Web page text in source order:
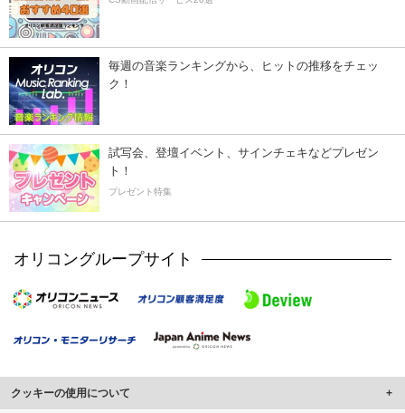
毎週の音楽ランキングから、ヒットの推移をチェッ
ク！
試写会、登壇イベント、サインチェキなどプレゼン
ト！
プレゼント特集
オリコングループサイト
クッキーの使用について